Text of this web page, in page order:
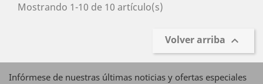
Mostrando 1-10 de 10 artículo(s)
Volver arriba 
Infórmese de nuestras últimas noticias y ofertas especiales